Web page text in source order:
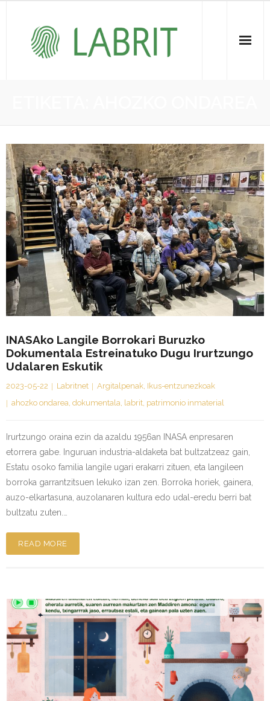
- KOI-aren bilketa | Recopilación del PCI
- KOI-aren kudeaketa | Gestión del PCI
- LABRIT
- Jabetza intelektuala | Propiedad intelectual
Vitagrama
Kontaktua | Contacto
INASAko Langile Borrokari Buruzko
Dokumentala Estreinatuko Dugu Irurtzungo
Udalaren Eskutik
2023-05-22 Labritnet Argitalpenak, Ikus-entzunezkoak
ahozko ondarea, dokumentala, labrit, patrimonio inmaterial
Irurtzungo oraina ezin da azaldu 1956an INASA enpresaren
etorrera gabe. Inguruan industria-aldaketa bat bultzatzeaz gain,
Estatu osoko familia langile ugari erakarri zituen, eta langileen
borroka garrantzitsuen lekuko izan zen. Borroka horiek, gainera,
auzo-elkartasuna, auzolanaren kultura edo udal-eredu berri bat
bultzatu zuten.…
READ MORE